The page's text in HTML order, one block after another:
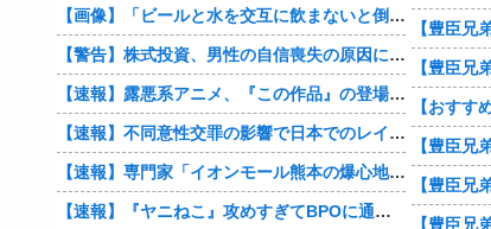
【画像】「ビールと水を交互に飲まないと倒れるグラス」発売
【警告】株式投資、男性の自信喪失の原因に… 6割超が「人生の敗者」自認
【速報】露悪系アニメ、『この作品』の登場で最盛期を迎えてしまう…
【速報】不同意性交罪の影響で日本でのレイプ認知件数爆増
【速報】専門家「イオンモール熊本の爆心地に”こんなもの”があったんだけど…」
【速報】『ヤニねこ』攻めすぎてBPOに通報される
【豊臣兄